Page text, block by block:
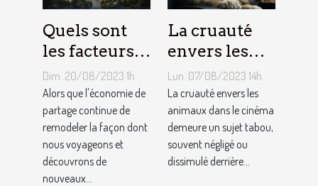
Quels sont
les facteurs
qui sous-
tendent la
tarification
des services
de
conciergerie
Dim. 20/08/2023 1h
Alors que l'économie de
partage continue de
remodeler la façon dont
nous voyageons et
découvrons de
nouveaux...
La cruauté
envers les
animaux
dans le
cinéma : un
sujet tabou
Lun. 07/08/2023 14h
La cruauté envers les
animaux dans le cinéma
demeure un sujet tabou,
souvent négligé ou
dissimulé derrière...